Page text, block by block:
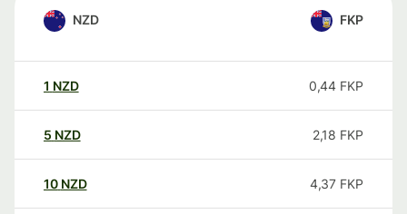
NZD FKP
1 NZD 0,44 FKP
5 NZD 2,18 FKP
10 NZD 4,37 FKP